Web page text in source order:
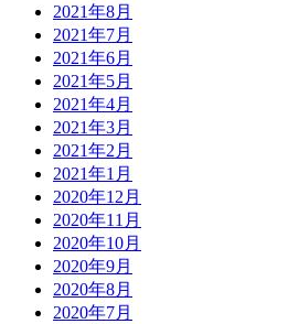
2021年8月
2021年7月
2021年6月
2021年5月
2021年4月
2021年3月
2021年2月
2021年1月
2020年12月
2020年11月
2020年10月
2020年9月
2020年8月
2020年7月